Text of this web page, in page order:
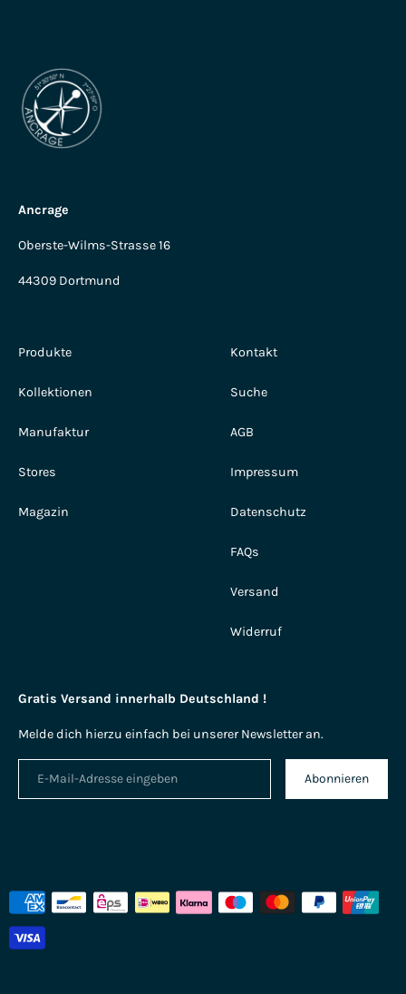
Ancrage
Oberste-Wilms-Strasse 16
44309 Dortmund
Produkte
Kollektionen
Manufaktur
Stores
Magazin
Kontakt
Suche
AGB
Impressum
Datenschutz
FAQs
Versand
Widerruf
Gratis Versand innerhalb Deutschland !
Melde dich hierzu einfach bei unserer Newsletter an.
Abonnieren
Akzeptierte
Zahlungsarten